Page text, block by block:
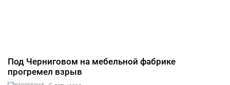
Под Черниговом на мебельной фабрике
прогремел взрыв